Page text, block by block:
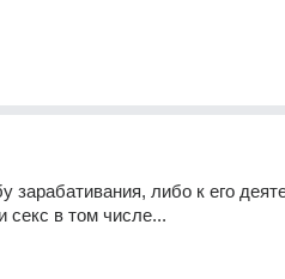
зарабативания, либо к его
секс в том числе...